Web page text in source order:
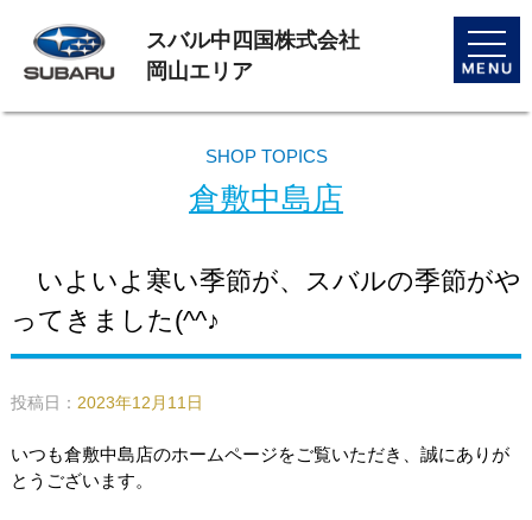
toggle
スバル中四国株式会社
岡山エリア
SHOP TOPICS
倉敷中島店
いよいよ寒い季節が、スバルの季節がや
ってきました(^^♪
投稿日： 2023年12月11日
いつも倉敷中島店のホームページをご覧いただき、誠にありが
とうございます。